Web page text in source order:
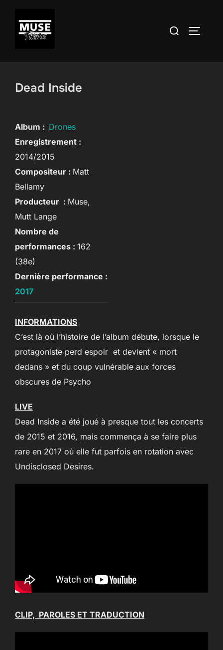
contenu
Rechercher :
Dead Inside
Album : Drones
Enregistrement :
2014/2015
Compositeur : Matt
Bellamy
Producteur : Muse,
Mutt Lange
Nombre de
performances : 162
(38e)
Dernière performance :
2017
INFORMATIONS
C’est là où l’histoire de l’album débute, lorsque le
protagoniste perd espoir et devient « mort
dedans » et du coup vulnérable aux forces
obscures de Psycho
LIVE
Dead Inside a été joué à presque tout les concerts
de 2015 et 2016, mais commença à se faire plus
rare en 2017 où elle fut parfois en rotation avec
Undisclosed Desires.
CLIP, PAROLES ET TRADUCTION